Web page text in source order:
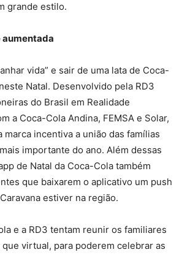
grande estilo.
aumentada
vida” e sair de uma lata de Coca-
Natal. Desenvolvido pela RD3
do Brasil em Realidade
a Coca-Cola Andina, FEMSA e Solar,
marca incentiva a união das famílias
importante do ano. Além dessas
de Natal da Coca-Cola também
que baixarem o aplicativo um push
estiver na região.
e a RD3 tentam reunir os familiares
que virtual, para poderem celebrar as